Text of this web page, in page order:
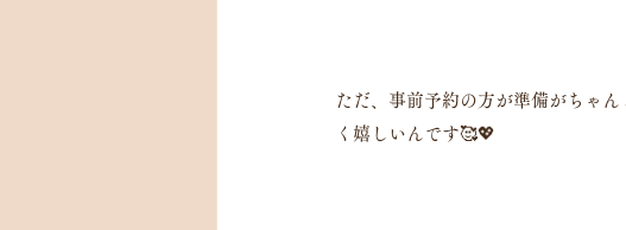
ただ、事前予約の方が準備がちゃ
く嬉しいんです🥰💖